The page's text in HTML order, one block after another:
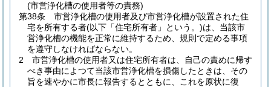
(市営浄化槽の使用者等の責務)
第38条
市営浄化槽の使用者及び市営浄化槽が設置された住
宅を所有する者(以下「住宅所有者」という。)は、当該市
営浄化槽の機能を正常に維持するため、規則で定める事項
を遵守しなければならない。
2
市営浄化槽の使用者又は住宅所有者は、自己の責めに帰す
べき事由によつて当該市営浄化槽を損傷したときは、その
旨を速やかに市長に報告するとともに、これを原状に復